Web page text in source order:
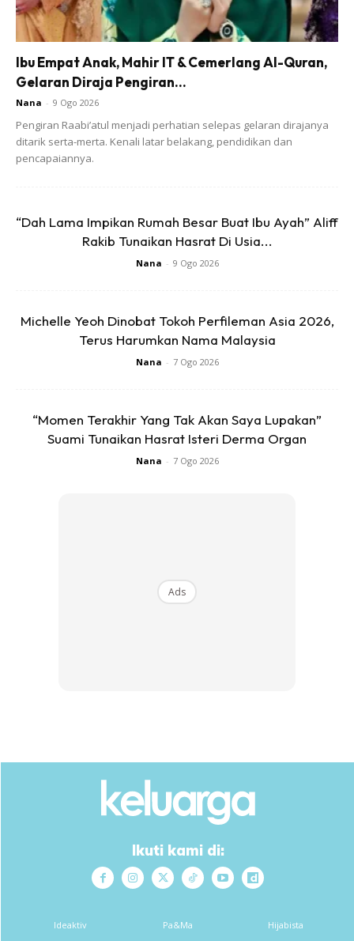
sebenarnya kerana tidak memberi penjelasan bulan
puasa sebelum ini.
Sulung yang kini dah 8 tahun sudah start menunjukkan
makan saya punya hal, dia puasa dia punya hal” .
Ibu Empat Anak, Mahir IT & Cemerlang Al-Quran,
Gelaran Diraja Pengiran...
Nana - 9 Ogo 2026
Pengiran Raabi’atul menjadi perhatian selepas gelaran dirajanya
ditarik serta-merta. Kenali latar belakang, pendidikan dan
pencapaiannya.
“Dah Lama Impikan Rumah Besar Buat Ibu Ayah” Aliff
Rakib Tunaikan Hasrat Di Usia...
Nana - 9 Ogo 2026
Michelle Yeoh Dinobat Tokoh Perfileman Asia 2026,
Terus Harumkan Nama Malaysia
Nana - 7 Ogo 2026
“Momen Terakhir Yang Tak Akan Saya Lupakan”
Suami Tunaikan Hasrat Isteri Derma Organ
Nana - 7 Ogo 2026
Ads
Ikuti kami di:
Ideaktiv Pa&Ma Hijabista